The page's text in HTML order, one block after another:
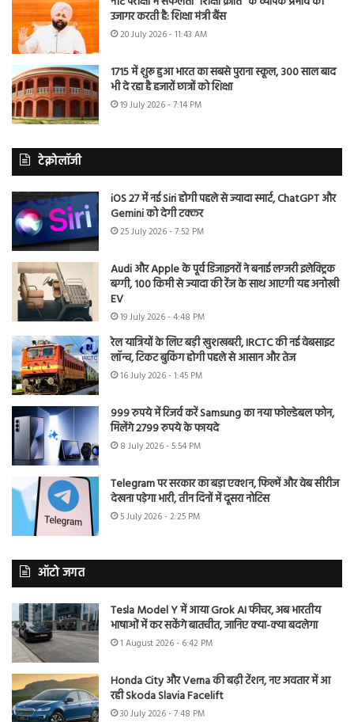
उजागर करती है: शिक्षा मंत्री बैंस
20 July 2026 - 11:43 AM
1715 में शुरू हुआ भारत का सबसे पुराना स्कूल, 300 साल बाद
भी दे रहा है हजारों छात्रों को शिक्षा
19 July 2026 - 7:14 PM
टेक्नोलॉजी
iOS 27 में नई Siri होगी पहले से ज्यादा स्मार्ट, ChatGPT और
Gemini को देगी टक्कर
25 July 2026 - 7:52 PM
Audi और Apple के पूर्व डिजाइनरों ने बनाई लग्जरी इलेक्ट्रिक
बग्गी, 100 किमी से ज्यादा की रेंज के साथ आएगी यह अनोखी
EV
19 July 2026 - 4:48 PM
रेल यात्रियों के लिए बड़ी खुशखबरी, IRCTC की नई वेबसाइट
लॉन्च, टिकट बुकिंग होगी पहले से आसान और तेज
16 July 2026 - 1:45 PM
999 रुपये में रिजर्व करें Samsung का नया फोल्डेबल फोन,
मिलेंगे 2799 रुपये के फायदे
8 July 2026 - 5:54 PM
Telegram पर सरकार का बड़ा एक्शन, फिल्में और वेब सीरीज
देखना पड़ेगा भारी, तीन दिनों में दूसरा नोटिस
5 July 2026 - 2:25 PM
ऑटो जगत
Tesla Model Y में आया Grok AI फीचर, अब भारतीय
भाषाओं में कर सकेंगे बातचीत, जानिए क्या-क्या बदलेगा
1 August 2026 - 6:42 PM
Honda City और Verna की बढ़ी टेंशन, नए अवतार में आ
रही Skoda Slavia Facelift
30 July 2026 - 7:48 PM